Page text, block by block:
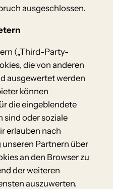
ausgeschlossen.
(„Third-Party-
die von anderen
ausgewertet werden
können
die eingeblendete
oder soziale
erlauben nach
Partnern über
an den Browser zu
der weiteren
auszuwerten.